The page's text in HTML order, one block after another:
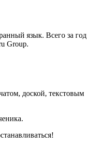
язык. Всего за год
Group.
доской, текстовым